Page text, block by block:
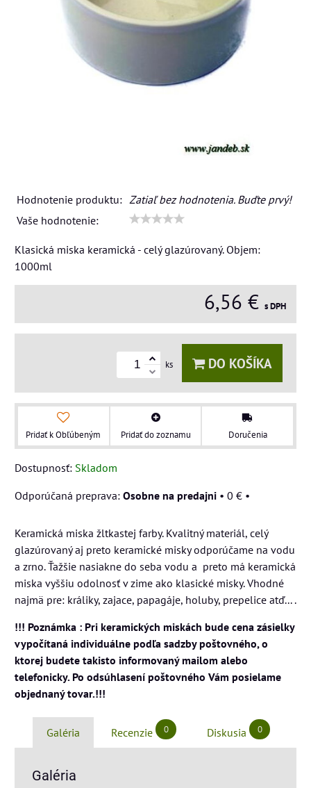
Hodnotenie produktu: Zatiaľ bez hodnotenia. Buďte prvý!
Vaše hodnotenie:
Klasická miska keramická - celý glazúrovaný. Objem:
1000ml
6,56 € s DPH
ks DO KOŠÍKA
Pridať k Obľúbeným Pridať do zoznamu Doručenia
Dostupnosť: Skladom
Osobne na predajni • 0 € •
Keramická miska žltkastej farby. Kvalitný materiál, celý
glazúrovaný aj preto keramické misky odporúčame na vodu
a zrno. Ťažšie nasiakne do seba vodu a preto má keramická
miska vyššiu odolnosť v zime ako klasické misky. Vhodné
najmä pre: králiky, zajace, papagáje, holuby, prepelice atď... .
!!! Poznámka : Pri keramických miskách bude cena zásielky
vypočítaná individuálne podľa sadzby poštovného, o
ktorej budete takisto informovaný mailom alebo
telefonicky. Po odsúhlasení poštovného Vám posielame
objednaný tovar.!!!
Galéria Recenzie 0 Diskusia 0
Galéria